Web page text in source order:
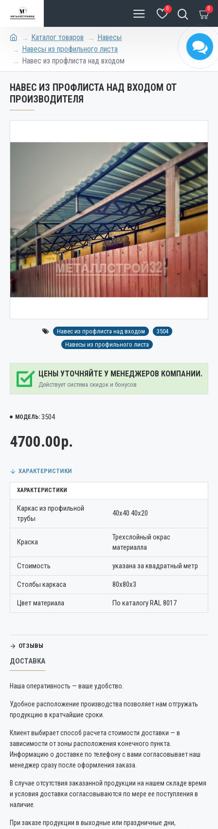
0 0
Каталог товаров
Навесы
Навесы из профильного листа
Навес из профлиста над входом
НАВЕС ИЗ ПРОФЛИСТА НАД ВХОДОМ ОТ
ПРОИЗВОДИТЕЛЯ
Навес из профлиста над входом
3504
Навесы из профильного листа
ЦЕНЫ УТОЧНЯЙТЕ У МЕНЕДЖЕРОВ КОМПАНИИ.
Действует система скидок и бонусов
МОДЕЛЬ: 3504
4700.00р.
ХАРАКТЕРИСТИКИ
ХАРАКТЕРИСТИКИ
Каркас из профильной
трубы
40х40 40х20
Краска
Трехслойный окрас
материалла
Стоимость указана за квадратный метр
Столбы каркаса 80х80х3
Цвет материала По каталогу RAL 8017
ОТЗЫВЫ
ДОСТАВКА
Наша оперативность — ваше удобство.
Удобное расположение производства позволяет нам отгружать
продукцию в кратчайшие сроки.
Клиент выбирает способ расчета стоимости доставки — в
зависимости от зоны расположения конечного пункта.
Информацию о доставке по телефону с вами согласовывает наш
менеджер сразу после оформления заказа.
В случае отсутствия заказанной продукции на нашем складе время
и условия доставки согласовываются по мере ее поступления в
наличие.
При заказе продукции в выходные или праздничные дни,